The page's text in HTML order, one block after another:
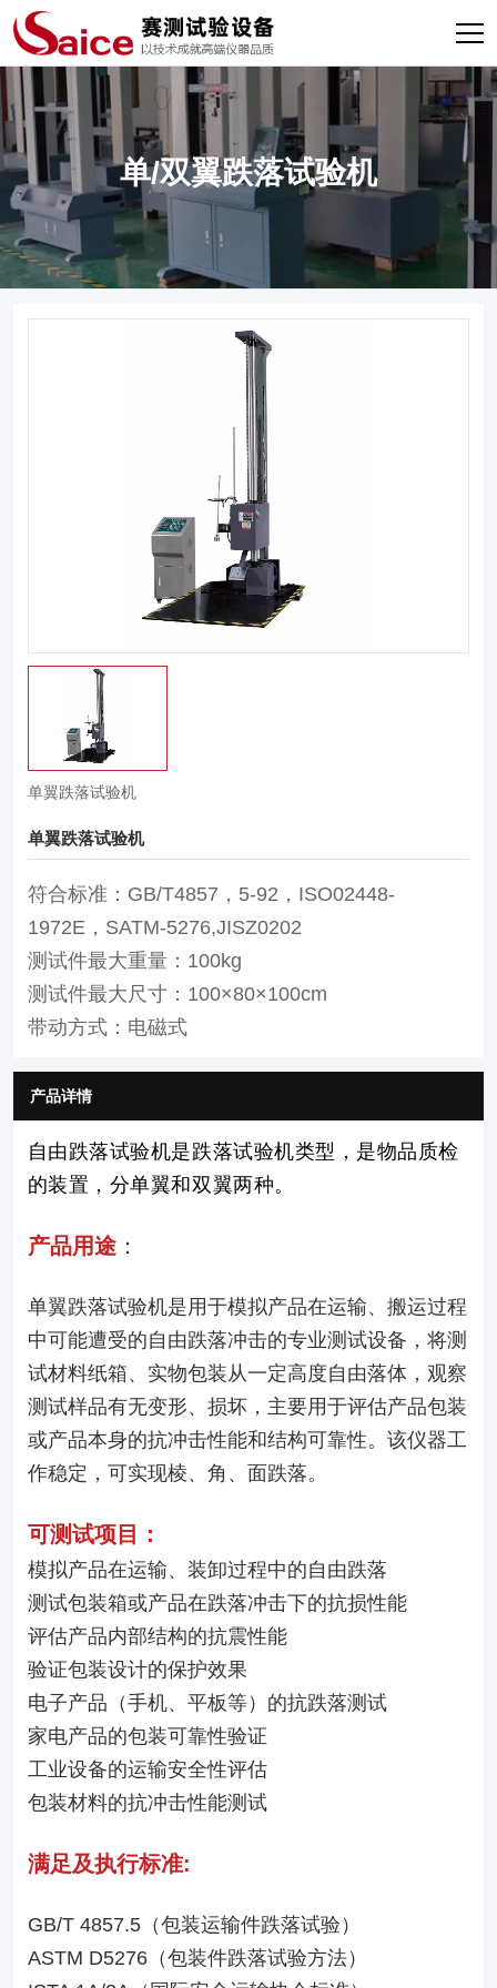
单/双翼跌落试验机
单翼跌落试验机
单翼跌落试验机
符合标准：GB/T4857，5-92，ISO02448-
1972E，SATM-5276,JISZ0202
测试件最大重量：100kg
测试件最大尺寸：100×80×100cm
带动方式：电磁式
产品详情
自由跌落试验机是跌落试验机类型，是物品质检
的装置，分单翼和双翼两种。
产品用途：
单翼跌落试验机是用于模拟产品在运输、搬运过程
中可能遭受的自由跌落冲击的专业测试设备，将测
试材料纸箱、实物包装从一定高度自由落体，观察
测试样品有无变形、损坏，主要用于评估产品包装
或产品本身的抗冲击性能和结构可靠性。该仪器工
作稳定，可实现棱、角、面跌落。
可测试项目：
模拟产品在运输、装卸过程中的自由跌落
测试包装箱或产品在跌落冲击下的抗损性能
评估产品内部结构的抗震性能
验证包装设计的保护效果
电子产品（手机、平板等）的抗跌落测试
家电产品的包装可靠性验证
工业设备的运输安全性评估
包装材料的抗冲击性能测试
满足及执行标准:
GB/T 4857.5（包装运输件跌落试验）
ASTM D5276（包装件跌落试验方法）